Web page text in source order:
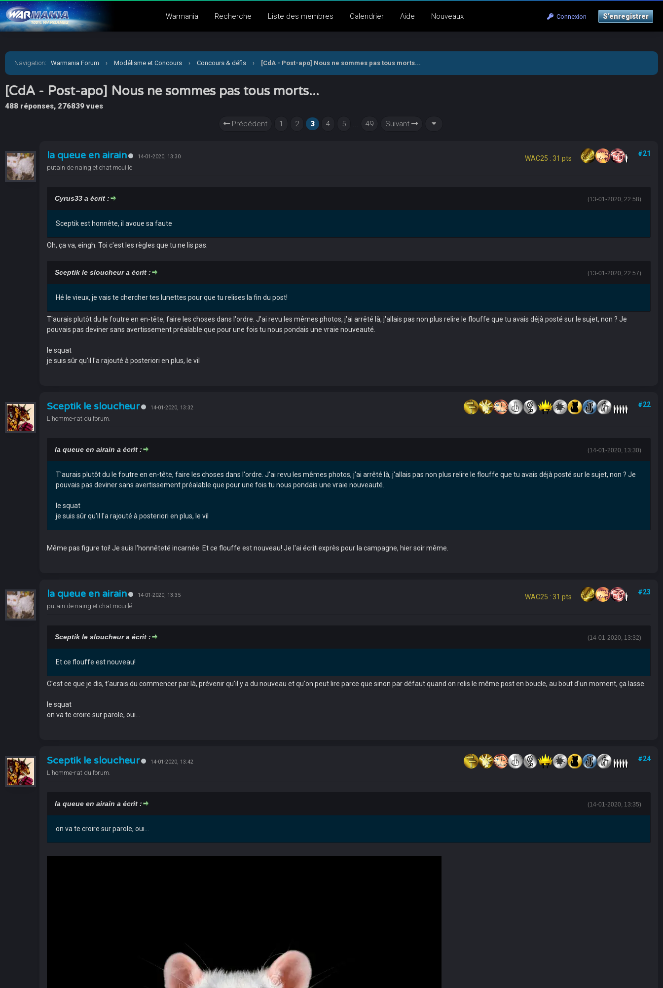
Connexion S’enregistrer
Warmania Recherche Liste des membres Calendrier Aide Nouveaux
Navigation: Warmania Forum › Modélisme et Concours › Concours & défis › [CdA - Post-apo] Nous ne sommes pas tous morts...
[CdA - Post-apo] Nous ne sommes pas tous morts...
488 réponses, 276839 vues
Précédent
1 2 3 4 5 ... 49 Suivant
la queue en airain 14-01-2020, 13:30
putain de naing et chat mouillé
WAC25 : 31 pts
#21
(13-01-2020, 22:58)
Cyrus33 a écrit :
Sceptik est honnête, il avoue sa faute
Oh, ça va, eingh. Toi c'est les règles que tu ne lis pas.
(13-01-2020, 22:57)
Sceptik le sloucheur a écrit :
Hé le vieux, je vais te chercher tes lunettes pour que tu relises la fin du post!
T'aurais plutôt du le foutre en en-tête, faire les choses dans l'ordre. J'ai revu les mêmes photos, j'ai arrêté là, j'allais pas non plus relire le flouffe que tu avais déjà posté sur le sujet, non ? Je
pouvais pas deviner sans avertissement préalable que pour une fois tu nous pondais une vraie nouveauté.
le squat
je suis sûr qu'il l'a rajouté à posteriori en plus, le vil
Sceptik le sloucheur 14-01-2020, 13:32
L'homme-rat du forum.
#22
(14-01-2020, 13:30)
la queue en airain a écrit :
T'aurais plutôt du le foutre en en-tête, faire les choses dans l'ordre. J'ai revu les mêmes photos, j'ai arrêté là, j'allais pas non plus relire le flouffe que tu avais déjà posté sur le sujet, non ? Je
pouvais pas deviner sans avertissement préalable que pour une fois tu nous pondais une vraie nouveauté.
le squat
je suis sûr qu'il l'a rajouté à posteriori en plus, le vil
Même pas figure toi! Je suis l'honnêteté incarnée. Et ce flouffe est nouveau! Je l'ai écrit exprès pour la campagne, hier soir même.
la queue en airain 14-01-2020, 13:35
putain de naing et chat mouillé
WAC25 : 31 pts
#23
(14-01-2020, 13:32)
Sceptik le sloucheur a écrit :
Et ce flouffe est nouveau!
C'est ce que je dis, t'aurais du commencer par là, prévenir qu'il y a du nouveau et qu'on peut lire parce que sinon par défaut quand on relis le même post en boucle, au bout d'un moment, ça lasse.
le squat
on va te croire sur parole, oui...
Sceptik le sloucheur 14-01-2020, 13:42
L'homme-rat du forum.
#24
(14-01-2020, 13:35)
la queue en airain a écrit :
on va te croire sur parole, oui...